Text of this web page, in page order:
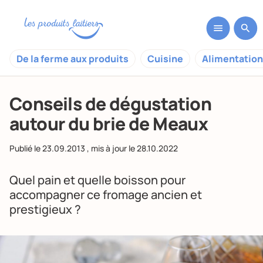
De la ferme aux produits Cuisine
Conseils de dégustation
autour du brie de Meaux
Publié le23.09.2013 , mis à jour le28.10.2022
Quel pain et quelle boisson pour
accompagner ce fromage ancien et
prestigieux ?